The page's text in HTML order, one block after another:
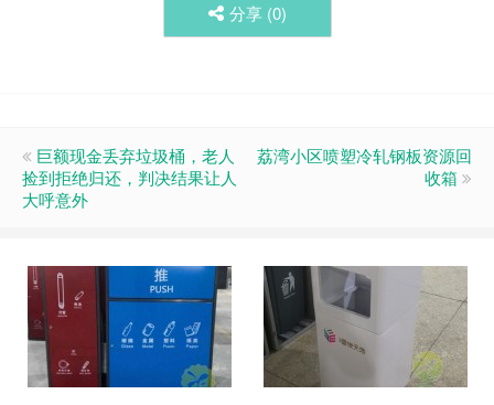
分享 (0)
巨额现金丢弃垃圾桶，老人
捡到拒绝归还，判决结果让人
大呼意外
荔湾小区喷塑冷轧钢板资源回
收箱